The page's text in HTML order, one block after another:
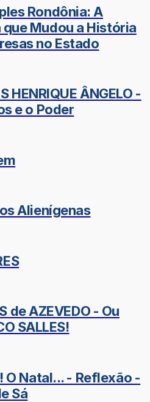
Rondônia: A
Mudou a História
no Estado
HENRIQUE ÂNGELO -
e o Poder
Alienígenas
de AZEVEDO - Ou
SALLES!
O Natal... - Reflexão -
Sá